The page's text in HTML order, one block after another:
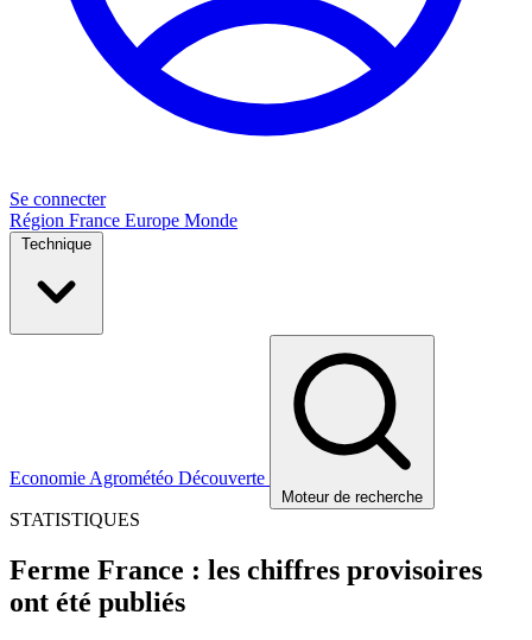
Se connecter
Région France Europe Monde
Technique
Economie Agrométéo Découverte
Moteur de recherche
STATISTIQUES
Ferme France : les chiffres provisoires
ont été publiés